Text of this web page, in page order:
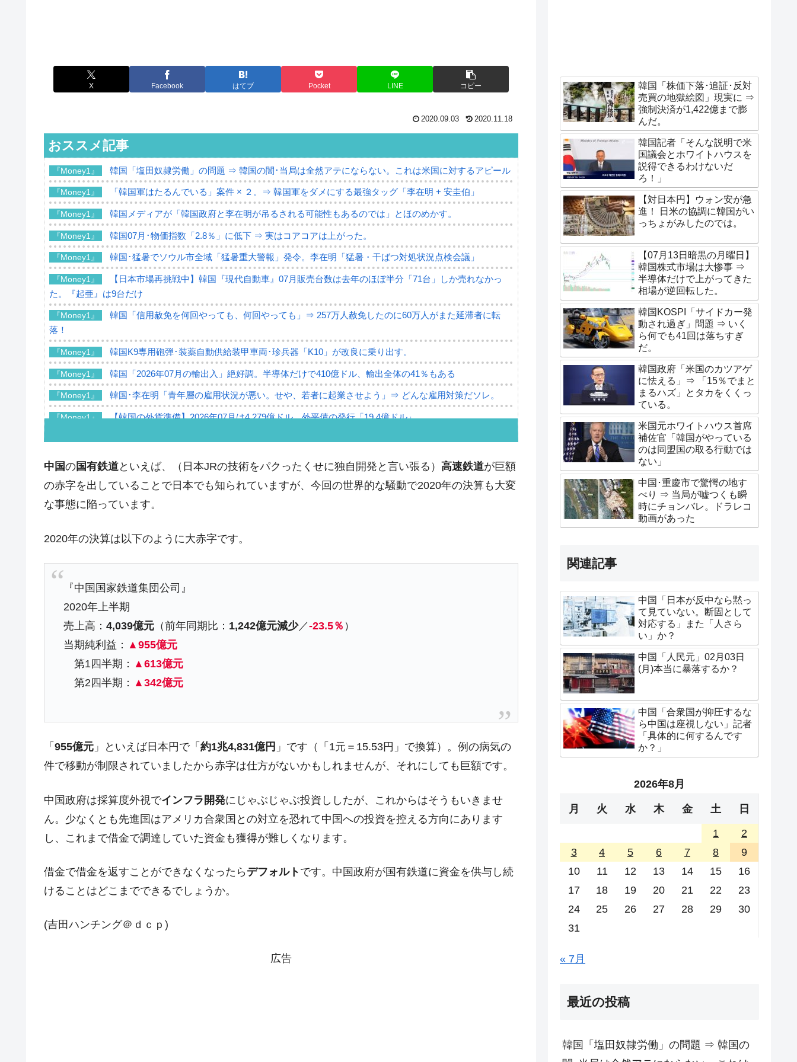
X Facebook はてブ Pocket LINE コピー
2020.09.03 2020.11.18
おススメ記事
『Money1』 韓国「塩田奴隷労働」の問題 ⇒ 韓国の闇･当局は全然アテにならない。これは米国に対するアピール
『Money1』 「韓国軍はたるんでいる」案件 × ２。⇒ 韓国軍をダメにする最強タッグ「李在明 + 安圭伯」
『Money1』 韓国メディアが「韓国政府と李在明が吊るされる可能性もあるのでは」とほのめかす。
『Money1』 韓国07月･物価指数「2.8％」に低下 ⇒ 実はコアコアは上がった。
『Money1』 韓国･猛暑でソウル市全域「猛暑重大警報」発令。李在明「猛暑・干ばつ対処状況点検会議」
『Money1』
【日本市場再挑戦中】韓国『現代自動車』07月販売台数は去年のほぼ半分「71台」しか売れなかっ
た。『起亜』は9台だけ
『Money1』
韓国「信用赦免を何回やっても、何回やっても」⇒ 257万人赦免したのに60万人がまた延滞者に転
落！
『Money1』 韓国K9専用砲弾･装薬自動供給装甲車両･珍兵器「K10」が改良に乗り出す。
『Money1』 韓国「2026年07月の輸出入」絶好調。半導体だけで410億ドル、輸出全体の41％もある
『Money1』 韓国･李在明「青年層の雇用状況が悪い。せや、若者に起業させよう」⇒ どんな雇用対策だソレ。
『Money1』 【韓国の外貨準備】2026年07月は4,279億ドル。外平債の発行「19.4億ドル」
『Money1』 韓国･李在明さっそく不動産対策で浅薄な発言。
『Money1』 韓国は「中国と同じく」投資に不適格な国だ。
『Money1』 『韓国銀行』が「金の保有量を増やします」⇒「金を経由するドル入手」手段ではないのか？
『Money1』 韓国･帰ってきた李在明。李在明を支持しない「50.5％」に上昇
『Money1』
『Money1』 韓国･警察職員が「丸刈りになって抗議活動」
『Money1』 中国だけが鉄鋼輸出を異常増加させる ⇒ 中国の過剰生産が世界を蝕む。
『Money1』 韓国製造業「半導体絶好調」のウラで他業種は全般的「不調」⇒ PSIが示す現況は決して良くない。
『Money1』 【米韓激突案件】韓国消費者院が『クーパン』1人当たり賠償10万ウォンを認定 ⇒ 総額3兆7,000億
1.9倍！
『Money1』
在韓米国大使スティールが着韓！⇒ さっそく空港に詰めかけ「出て行け！」「極右勢力」のプラカー
ドを掲げる「在韓反米勢力」
『Money1』 韓国『国民年金公団』株価暴落で200兆蒸発。
『Money1』 韓国政府「ニセＫ-ブランドを通報しようキャンペーン」⇒ あの名物教授も登場！
米国下院「韓国の公務員個人をターゲットにぶん殴る法案」提出！⇒ クーパン問題は合衆国企業に対
中国の国有鉄道といえば、（日本JRの技術をパクったくせに独自開発と言い張る） 高速鉄道が巨額
の赤字を出していることで日本でも知られていますが、今回の世界的な騒動で2020年の決算も大変
な事態に陥っています。
2020年の決算は以下のように大赤字です。
『中国国家鉄道集団公司』
2020年上半期
売上高：4,039億元 （前年同期比： 1,242億元減少／-23.5％ ）
当期純利益： ▲955億元
第1四半期： ▲613億元
第2四半期： ▲342億元
「 955億元 」といえば日本円で「 約1兆4,831億円 」です（「1元＝15.53円」で換算）。例の病気の
件で移動が制限されていましたから赤字は仕方がないかもしれませんが、それにしても巨額です。
中国政府は採算度外視でインフラ開発にじゃぶじゃぶ投資ししたが、これからはそうもいきませ
ん。少なくとも先進国はアメリカ合衆国との対立を恐れて中国への投資を控える方向にあります
し、これまで借金で調達していた資金も獲得が難しくなります。
借金で借金を返すことができなくなったら デフォルト です。中国政府が国有鉄道に資金を供与し続
けることはどこまでできるでしょうか。
(吉田ハンチング＠ｄｃｐ)
広告
韓国「株価下落･追証･反対
売買の地獄絵図」現実に ⇒
強制決済が1,422億まで膨
んだ。
韓国記者「そんな説明で米
国議会とホワイトハウスを
説得できるわけないだ
ろ！」
【対日本円】ウォン安が急
進！ 日米の協調に韓国がい
っちょがみしたのでは。
【07月13日暗黒の月曜日】
韓国株式市場は大惨事 ⇒
半導体だけで上がってきた
相場が逆回転した。
韓国KOSPI「サイドカー発
動され過ぎ」問題 ⇒ いく
ら何でも41回は落ちすぎ
だ。
韓国政府「米国のカツアゲ
に怯える」⇒ 「15％でまと
まるハズ」とタカをくくっ
ている。
米国元ホワイトハウス首席
補佐官「韓国がやっている
のは同盟国の取る行動では
ない」
中国･重慶市で驚愕の地す
べり ⇒ 当局が嘘つくも瞬
時にチョンバレ。ドラレコ
動画があった
関連記事
中国「日本が反中なら黙っ
て見ていない。断固として
対応する」また「人さら
い」か？
中国「人民元」02月03日
(月)本当に暴落するか？
中国「合衆国が抑圧するな
ら中国は座視しない」記者
「具体的に何するんです
か？」
2026年8月
月 火 水 木 金 土 日
1
2
3
4 5 6 7 8
9
10
11 12 13 14 15
16
17
18 19 20 21 22
23
24
25 26 27 28 29
30
31
« 7月
最近の投稿
韓国「塩田奴隷労働」の問題 ⇒ 韓国の